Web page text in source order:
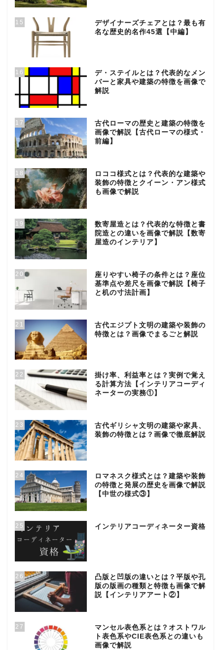
15
デザイナーズチェアとは？最も有
名な歴史的名作45選【中編】
16
デ・ステイルとは？代表的なメン
バーと家具や建築の特徴を画像で
解説
17
古代ローマの歴史と建築の特徴を
画像で解説【古代ローマの様式・
前編】
18
ロココ様式とは？代表的な建築や
装飾の特徴とクイーン・アン様式
も画像で解説
19
数寄屋造とは？代表的な特徴と書
院造との違いを画像で解説【数寄
屋造のインテリア】
20
座りやすい椅子の条件とは？座位
基準点や差尺を画像で解説【椅子
と机の寸法計画】
21
古代エジプト文明の建築や装飾の
特徴とは？画像でまるごと解説
22
掛け率、利益率とは？実例で覚え
る計算方法【インテリアコーディ
ネーターの実務①】
23
古代ギリシャ文明の建築や家具、
装飾の特徴とは？画像で徹底解説
24
ロマネスク様式とは？建築や装飾
の特徴と発展の歴史を画像で解説
【中世の様式③】
25 インテリアコーディネーター資格
26
凸版と凹版の違いとは？平版や孔
版の版画の種類と特徴も画像で解
説【インテリアアート②】
27
マンセル表色系とは？オストワル
ト表色系やCIE表色系との違いも
画像で解説